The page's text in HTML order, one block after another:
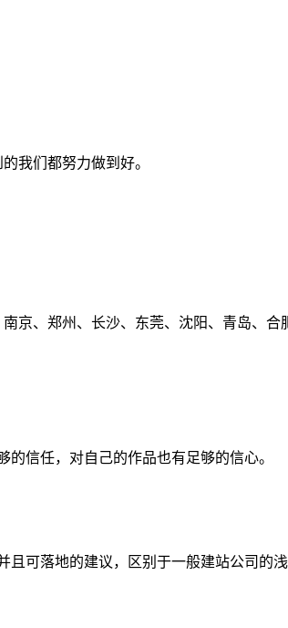
我们都努力做到好。
京、郑州、长沙、东莞、沈阳、青岛、合
信任，对自己的作品也有足够的信心。
且可落地的建议，区别于一般建站公司的